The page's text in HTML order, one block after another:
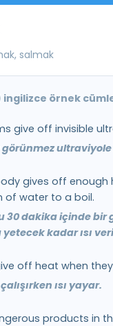
salmak
örnek
give off invisible
ultraviyole
gives off enough
of water to a boil.
30 dakika içinde bir
kadar ısı
off heat when
ısı yayar.
products in